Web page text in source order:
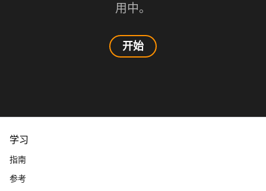
用中。
开始
学习
指南
参考